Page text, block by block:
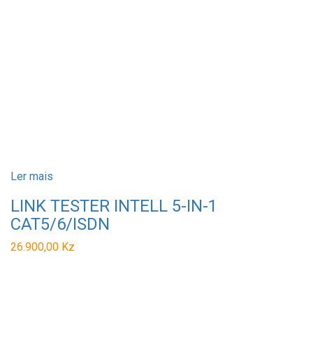
Ler mais
LINK TESTER INTELL 5-IN-1
CAT5/6/ISDN
26.900,00 Kz